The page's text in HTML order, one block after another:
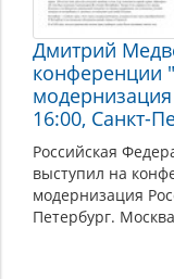
Дмитрий
конференции
16:00, Санкт-
Российская
выступил на
модернизация
Петербург.